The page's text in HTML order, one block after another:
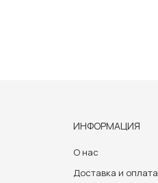
ИНФОРМАЦИЯ
О нас
Доставка и оплата